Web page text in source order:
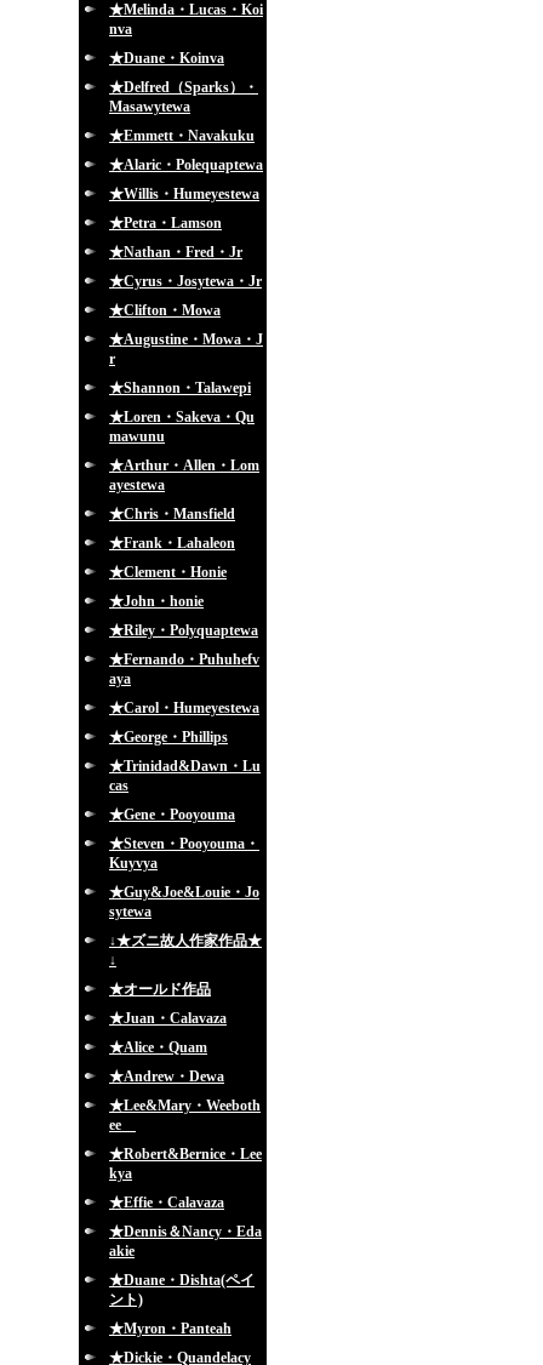
★Melinda・Lucas・Koi
nva
★Duane・Koinva
★Delfred（Sparks）・
Masawytewa
★Emmett・Navakuku
★Alaric・Polequaptewa
★Willis・Humeyestewa
★Petra・Lamson
★Nathan・Fred・Jr
★Cyrus・Josytewa・Jr
★Clifton・Mowa
★Augustine・Mowa・J
r
★Shannon・Talawepi
★Loren・Sakeva・Qu
mawunu
★Arthur・Allen・Lom
ayestewa
★Chris・Mansfield
★Frank・Lahaleon
★Clement・Honie
★John・honie
★Riley・Polyquaptewa
★Fernando・Puhuhefv
aya
★Carol・Humeyestewa
★George・Phillips
★Trinidad&Dawn・Lu
cas
★Gene・Pooyouma
★Steven・Pooyouma・
Kuyvya
★Guy&Joe&Louie・Jo
sytewa
↓★ズニ故人作家作品★
↓
★オールド作品
★Juan・Calavaza
★Alice・Quam
★Andrew・Dewa
★Lee&Mary・Weeboth
ee
★Robert&Bernice・Lee
kya
★Effie・Calavaza
★Dennis＆Nancy・Eda
akie
★Duane・Dishta(ペイ
ント)
★Myron・Panteah
★Dickie・Quandelacy